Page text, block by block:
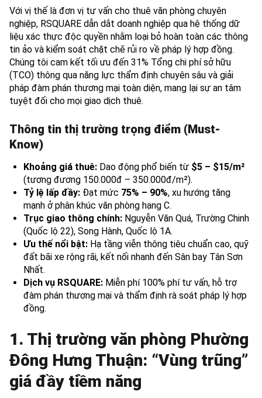
Với vị thế là đơn vị tư vấn cho thuê văn phòng chuyên
nghiệp, RSQUARE dẫn dắt doanh nghiệp qua hệ thống dữ
liệu xác thực độc quyền nhằm loại bỏ hoàn toàn các thông
tin ảo và kiểm soát chặt chẽ rủi ro về pháp lý hợp đồng.
Chúng tôi cam kết tối ưu đến 31% Tổng chi phí sở hữu
(TCO) thông qua năng lực thẩm định chuyên sâu và giải
pháp đàm phán thương mại toàn diện, mang lại sự an tâm
tuyệt đối cho mọi giao dịch thuê.
Thông tin thị trường trọng điểm (Must-
Know)
Khoảng giá thuê: Dao động phổ biến từ $5 – $15/m²
(tương đương 150.000đ – 350.000đ/m²).
Tỷ lệ lấp đầy: Đạt mức 75% – 90%, xu hướng tăng
mạnh ở phân khúc văn phòng hạng C.
Trục giao thông chính: Nguyễn Văn Quá, Trường Chinh
(Quốc lộ 22), Song Hành, Quốc lộ 1A.
Ưu thế nổi bật: Hạ tầng viễn thông tiêu chuẩn cao, quỹ
đất bãi xe rộng rãi, kết nối nhanh đến Sân bay Tân Sơn
Nhất.
Dịch vụ RSQUARE: Miễn phí 100% phí tư vấn, hỗ trợ
đàm phán thương mại và thẩm định rà soát pháp lý hợp
đồng.
1. Thị trường văn phòng Phường
Đông Hưng Thuận: “Vùng trũng”
giá đầy tiềm năng